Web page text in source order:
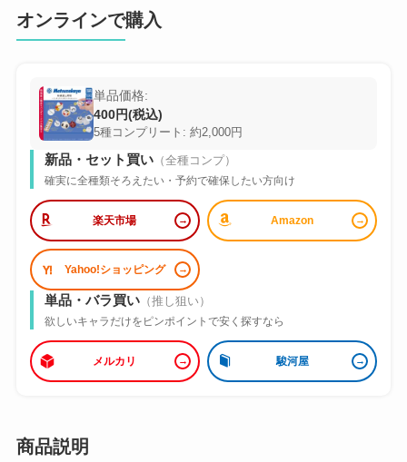
オンラインで購入
単品価格:
400円(税込)
5種コンプリート: 約2,000円
新品・セット買い（全種コンプ）
確実に全種類そろえたい・予約で確保したい方向け
楽天市場 Amazon
Yahoo!ショッピング
単品・バラ買い（推し狙い）
欲しいキャラだけをピンポイントで安く探すなら
メルカリ 駿河屋
商品説明